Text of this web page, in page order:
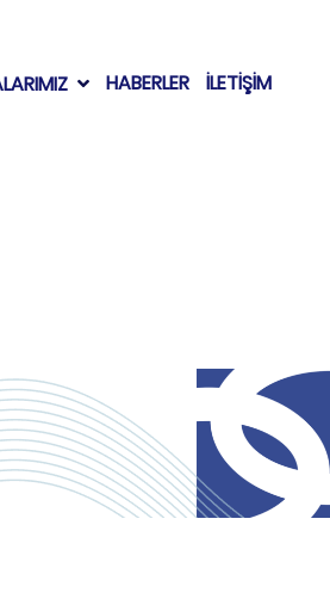
HABERLER İLETİŞİM